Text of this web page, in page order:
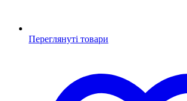
Переглянуті товари